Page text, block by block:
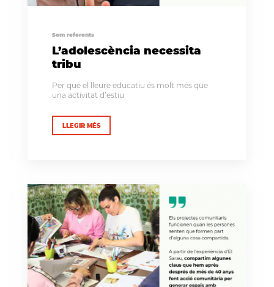
Som referents
L’adolescència necessita
tribu
Per què el lleure educatiu és molt més que
una activitat d’estiu
LLEGIR MÉS